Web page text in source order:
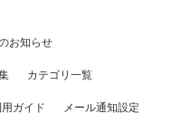
お知らせ
カテゴリ一覧
ガイド メール通知設定